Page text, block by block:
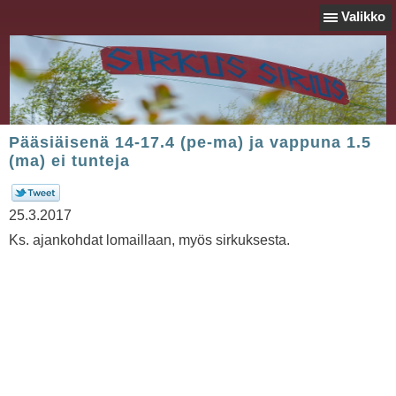
Valikko
Pääsiäisenä 14-17.4 (pe-ma) ja vappuna 1.5
(ma) ei tunteja
25.3.2017
Ks. ajankohdat lomaillaan, myös sirkuksesta.